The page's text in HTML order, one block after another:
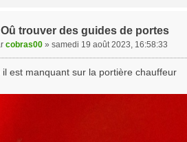
Oû trouver des guides de portes
cobras00» samedi 19 août 2023, 16:58:33
il est manquant sur la portière chauffeur